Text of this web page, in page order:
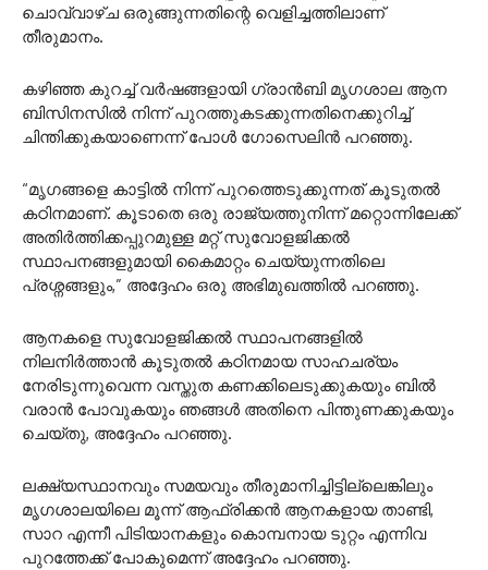
ചൊവ്വാഴ്ച ഒരുങ്ങുന്നതിന്റെ വെളിച്ചത്തിലാണ്
തീരുമാനം.
കഴിഞ്ഞ കുറച്ച് വർഷങ്ങളായി ഗ്രാൻബി മൃഗശാല ആന
ബിസിനസിൽ നിന്ന് പുറത്തുകടക്കുന്നതിനെക്കുറിച്ച്
ചിന്തിക്കുകയാണെന്ന് പോൾ ഗോസെലിൻ പറഞ്ഞു.
“മൃഗങ്ങളെ കാട്ടിൽ നിന്ന് പുറത്തെടുക്കുന്നത് കൂടുതൽ
കഠിനമാണ്. കൂടാതെ ഒരു രാജ്യത്തുനിന്ന് മറ്റൊന്നിലേക്ക്
അതിർത്തിക്കപ്പുറമുള്ള മറ്റ് സുവോളജിക്കൽ
സ്ഥാപനങ്ങളുമായി കൈമാറ്റം ചെയ്യുന്നതിലെ
പ്രശ്നങ്ങളും,” അദ്ദേഹം ഒരു അഭിമുഖത്തിൽ പറഞ്ഞു.
ആനകളെ സുവോളജിക്കൽ സ്ഥാപനങ്ങളിൽ
നിലനിർത്താൻ കൂടുതൽ കഠിനമായ സാഹചര്യം
നേരിടുന്നുവെന്ന വസ്തുത കണക്കിലെടുക്കുകയും ബിൽ
വരാൻ പോവുകയും ഞങ്ങൾ അതിനെ പിന്തുണക്കുകയും
ചെയ്തു, അദ്ദേഹം പറഞ്ഞു.
ലക്ഷ്യസ്ഥാനവും സമയവും തീരുമാനിച്ചിട്ടില്ലെങ്കിലും
മൃഗശാലയിലെ മൂന്ന് ആഫ്രിക്കൻ ആനകളായ താണ്ടി,
സാറ എന്നീ പിടിയാനകളും കൊമ്പനായ ടുറ്റം എന്നിവ
പുറത്തേക്ക് പോകുമെന്ന് അദ്ദേഹം പറഞ്ഞു.